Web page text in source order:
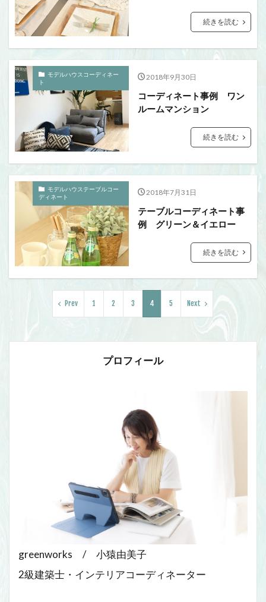
続きを読む
モデルハウスコーディネー
ト
2018年9月30日
コーディネート事例 ワン
ルームマンション
続きを読む
モデルハウステーブルコー
ディネート
2018年7月31日
テーブルコーディネート事
例 グリーン＆イエロー
続きを読む
Prev 1 2 3 4 5 Next
プロフィール
greenworks / 小猿由美子
2級建築士・インテリアコーディネーター